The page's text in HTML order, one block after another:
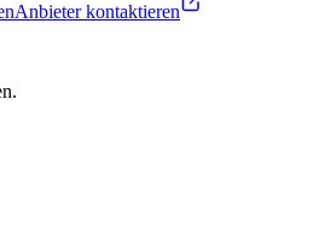
Anbieter kontaktieren